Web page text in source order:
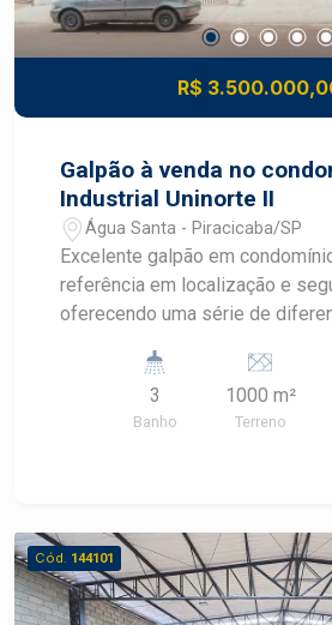
R$
Galpão à venda no
Industrial Uninorte II
Água Santa - Piracicaba/SP
Excelente galpão em
referência em localização e
oferecendo uma série de
Imóvel com fácil acesso às
perfeito para empresas que
amplo e bem localizado. - 1.000m² de terreno; -
salas, banheiro e copa; - Vestiário; - 5 vagas de
recuo. Agende a sua visita.
3
Banho
1000 m²
Terreno
Cód. 144101